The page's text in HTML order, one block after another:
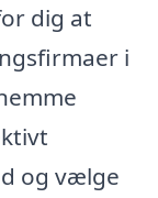
dig at
i
og vælge